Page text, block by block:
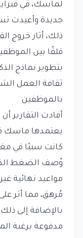
لماسك، في
جديدة وأعيدت
ذلك، أثار خروج
قلقًا بين
بتطوير نماذج
ثقافة العمل
بالموظفين
أفادت التقارير
يعتمدها ماسك
كانت سببًا في
وُصف الضغط
مواعيد نهائية
مُرهق، مما أثر
بالإضافة إلى
مدفوعة برغبة